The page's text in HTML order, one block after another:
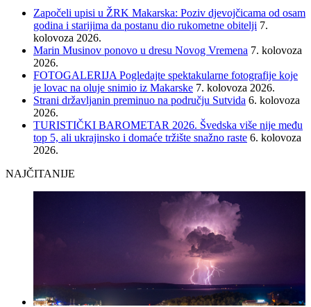
Započeli upisi u ŽRK Makarska: Poziv djevojčicama od osam
godina i starijima da postanu dio rukometne obitelji 7.
kolovoza 2026.
Marin Musinov ponovo u dresu Novog Vremena 7. kolovoza
2026.
FOTOGALERIJA Pogledajte spektakularne fotografije koje
je lovac na oluje snimio iz Makarske 7. kolovoza 2026.
Strani državljanin preminuo na području Sutvida 6. kolovoza
2026.
TURISTIČKI BAROMETAR 2026. Švedska više nije među
top 5, ali ukrajinsko i domaće tržište snažno raste 6. kolovoza
2026.
NAJČITANIJE